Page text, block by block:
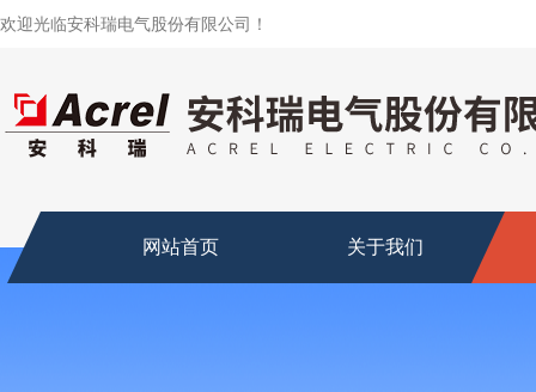
欢迎光临安科瑞电气股份有限公司！
网站首页 关于我们